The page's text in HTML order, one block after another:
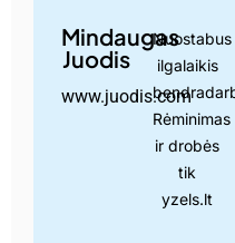
Mindaugas
Juodis
www.juodis.com
Nuostabus
ilgalaikis
Rėminimas
ir drobės
tik
yzels.lt